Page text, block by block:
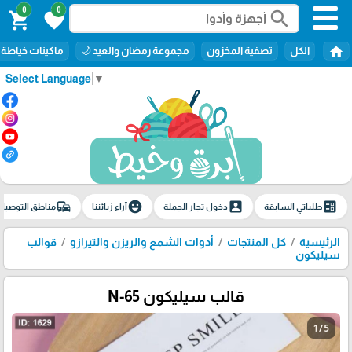
Select Language ▼
search
0
favorite
0
shopping_cart
home الكل تصفية المخزون مجموعة رمضان والعيد 🌙 ماكينات خياطة
ballotطلباتي السابقة account_boxدخول تجار الجملة emoji_emotionsآراء زبائننا commuteمناطق
الرئيسية كل المنتجات أدوات الشمع والريزن والتيرازو
قوالب
سيليكون
قالب سيليكون N-65
1 / 5